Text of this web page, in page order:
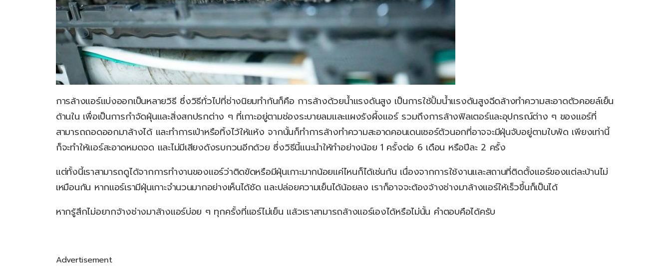
การล้างแอร์แบ่งออกเป็นหลายวิธี ซึ่งวิธีทั่วไปที่ช่างนิยมทำกันก็คือ การล้างด้วยน้ำแรงดันสูง เป็นการใช้ปั้มน้ำแรงดันสูงฉีดล้างทำความสะอาดตัวคอยล์เย็น
ด้านใน เพื่อเป็นการกำจัดฝุ่นและสิ่งสกปรกต่าง ๆ ที่เกาะอยู่ตามช่องระบายลมและแผงรังผึ้งแอร์ รวมถึงการล้างฟิลเตอร์และอุปกรณ์ต่าง ๆ ของแอร์ที่
สามารถถอดออกมาล้างได้ และทำการเป่าหรือทิ้งไว้ให้แห้ง จากนั้นก็ทำการล้างทำความสะอาดคอนเดนเซอร์ตัวนอกที่อาจจะมีฝุ่นจับอยู่ตามใบพัด เพียงเท่านี้
ก็จะทำให้แอร์สะอาดหมดจด และไม่มีเสียงดังรบกวนอีกด้วย ซึ่งวิธีนี้แนะนำให้ทำอย่างน้อย 1 ครั้งต่อ 6 เดือน หรือปีละ 2 ครั้ง
แต่ทั้งนี้เราสามารถดูได้จากการทำงานของแอร์ว่าติดขัดหรือมีฝุ่นเกาะมากน้อยแค่ไหนก็ได้เช่นกัน เนื่องจากการใช้งานและสถานที่ติดตั้งแอร์ของแต่ละบ้านไม่
เหมือนกัน หากแอร์เรามีฝุ่นเกาะจำนวนมากอย่างเห็นได้ชัด และปล่อยความเย็นได้น้อยลง เราก็อาจจะต้องจ้างช่างมาล้างแอร์ให้เร็วขึ้นก็เป็นได้
หากรู้สึกไม่อยากจ้างช่างมาล้างแอร์บ่อย ๆ ทุกครั้งที่แอร์ไม่เย็น แล้วเราสามารถล้างแอร์เองได้หรือไม่นั้น คำตอบคือได้ครับ
Advertisement